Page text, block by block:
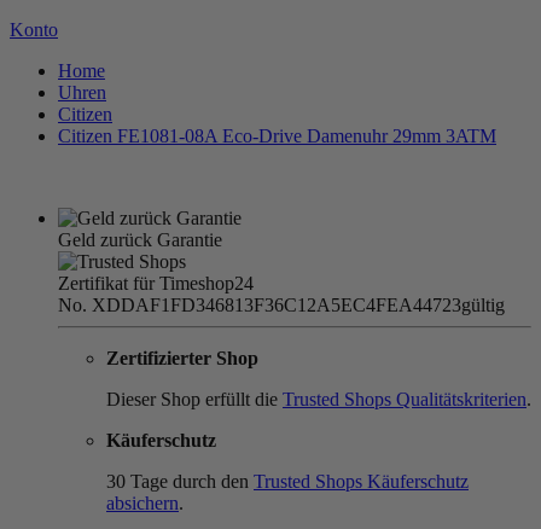
Konto
Home
Uhren
Citizen
Citizen FE1081-08A Eco-Drive Damenuhr 29mm 3ATM
Geld zurück Garantie
Zertifikat für Timeshop24
No. XDDAF1FD346813F36C12A5EC4FEA44723gültig
Zertifizierter Shop
Dieser Shop erfüllt die Trusted Shops Qualitätskriterien.
Käuferschutz
30 Tage durch den Trusted Shops Käuferschutz
absichern.